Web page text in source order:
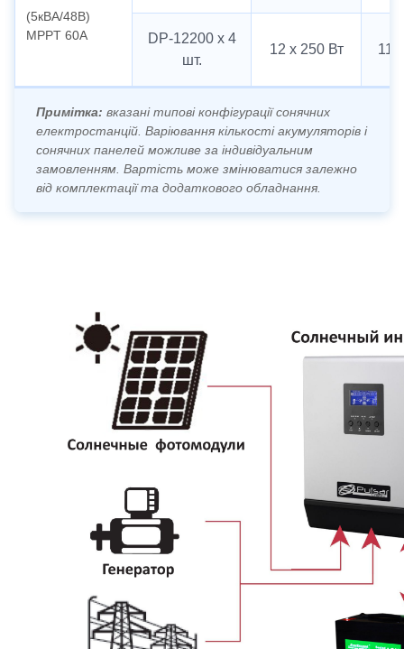
(5кВА/48В)
MPPT 60А
DP-12200 х 4
шт.
12 х 250 Вт 11
Примітка: вказані типові конфігурації сонячних
електростанцій. Варіювання кількості акумуляторів і
сонячних панелей можливе за індивідуальним
замовленням. Вартість може змінюватися залежно
від комплектації та додаткового обладнання.